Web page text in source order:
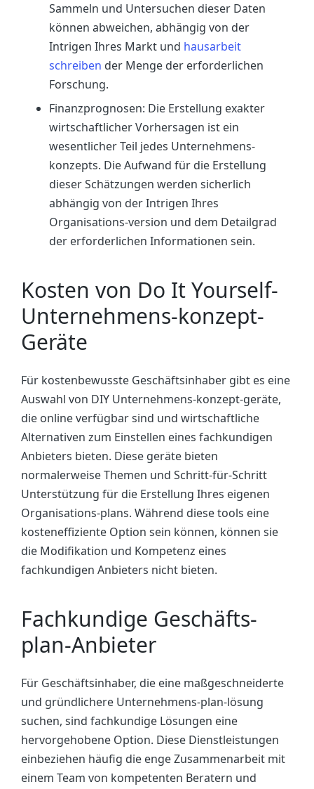
Sammeln und Untersuchen dieser Daten
können abweichen, abhängig von der
Intrigen Ihres Markt und hausarbeit
schreiben der Menge der erforderlichen
Forschung.
Finanzprognosen: Die Erstellung exakter
wirtschaftlicher Vorhersagen ist ein
wesentlicher Teil jedes Unternehmens-
konzepts. Die Aufwand für die Erstellung
dieser Schätzungen werden sicherlich
abhängig von der Intrigen Ihres
Organisations-version und dem Detailgrad
der erforderlichen Informationen sein.
Kosten von Do It Yourself-
Unternehmens-konzept-
Geräte
Für kostenbewusste Geschäftsinhaber gibt es eine
Auswahl von DIY Unternehmens-konzept-geräte,
die online verfügbar sind und wirtschaftliche
Alternativen zum Einstellen eines fachkundigen
Anbieters bieten. Diese geräte bieten
normalerweise Themen und Schritt-für-Schritt
Unterstützung für die Erstellung Ihres eigenen
Organisations-plans. Während diese tools eine
kosteneffiziente Option sein können, können sie
die Modifikation und Kompetenz eines
fachkundigen Anbieters nicht bieten.
Fachkundige Geschäfts-
plan-Anbieter
Für Geschäftsinhaber, die eine maßgeschneiderte
und gründlichere Unternehmens-plan-lösung
suchen, sind fachkundige Lösungen eine
hervorgehobene Option. Diese Dienstleistungen
einbeziehen häufig die enge Zusammenarbeit mit
einem Team von kompetenten Beratern und